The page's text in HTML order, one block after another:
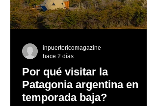
dentro y fuera de PR
Por qué visitar la
Patagonia argentina en
temporada baja?
inpuertoricomagazine
hace 2 días